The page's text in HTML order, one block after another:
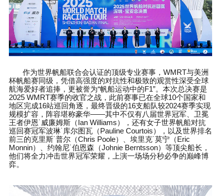
作为世界帆船联合会认证的顶级专业赛事， WMRT与美洲
杯帆船赛同级，凭借高强度的对抗性和极致的观赏性深受全球
航海爱好者追捧，更被誉为“帆船运动中的F1”。本次总决赛是
2025 WMRT赛季的收官之战，此前赛事已在全球10个国家和
地区完成16站巡回角逐，最终晋级的16支船队较2024赛季实现
规模扩容，阵容堪称豪华——其中不仅有八届世界冠军、卫冕
王者伊恩˙威廉姆斯（ Ian Williams），还有女子世界帆船对抗
巡回赛冠军波琳˙库尔图瓦（ Pauline Courtois），以及世界排名
前三的克里斯˙普尔（Chris Poole）、埃里克˙莫宁（ Eric
Monnin）、约翰尼˙伯恩森（Johnie Berntsson）等顶尖船长，
他们将全力冲击世界冠军荣耀，上演一场场分秒必争的巅峰博
弈。